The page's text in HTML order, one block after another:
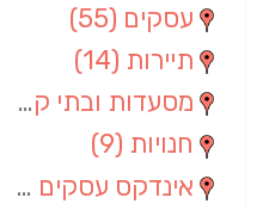
עסקים (55)
תיירות (14)
מסעדות ובתי קפה
חנויות (9)
אינדקס עסקים ארצי